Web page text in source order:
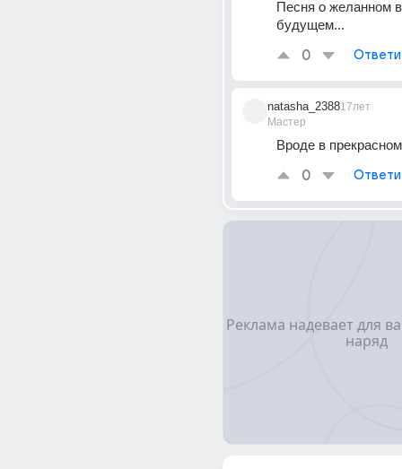
Песня о желанном
будущем...
0
natasha_2388
Мастер
17лет
Вроде в
0